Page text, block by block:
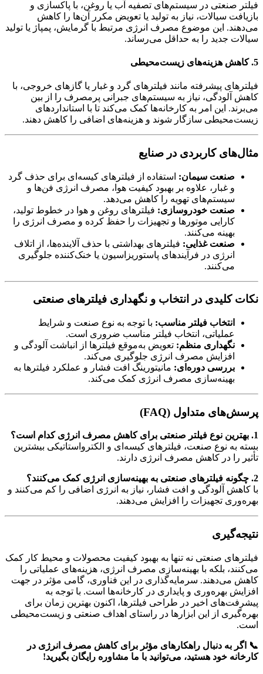
فیلتر صنعتی در سیستم‌های تصفیه آب یا روغن، با پاکسازی و
بازیافت سیالات، نیاز به تولید یا تعویض مکرر آن‌ها را کاهش
می‌دهند. این موضوع مصرف انرژی مرتبط با گرمایش، پمپاژ یا تولید
سیالات جدید را به حداقل می‌رساند.
5. کاهش هزینه‌های زیست‌محیطی
فیلترهای پیشرفته مانند فیلترهای گرد و غبار یا گازهای خروجی، با
کاهش آلودگی، نیاز به سیستم‌های جبرانی پرمصرف را از بین
می‌برند. این امر به کارخانه‌ها کمک می‌کند تا با استانداردهای
زیست‌محیطی سازگار شوند و هزینه‌های اضافی را کاهش دهند.
مثال‌های کاربردی در صنایع
صنعت سیمان: استفاده از فیلترهای کیسه‌ای برای حذف گرد
و غبار، علاوه بر بهبود کیفیت هوا، مصرف انرژی فن‌ها و
سیستم‌های تهویه را کاهش می‌دهد.
صنعت خودروسازی: فیلترهای روغن و هوا در خطوط تولید،
کارایی موتورها و تجهیزات را حفظ کرده و مصرف انرژی را
بهینه می‌کنند.
صنعت غذایی: فیلترهای بهداشتی با حذف آلاینده‌ها، از اتلاف
انرژی در فرآیندهای پاستوریزاسیون یا خنک‌کننده جلوگیری
می‌کنند.
نکات کلیدی در انتخاب و نگهداری فیلترهای صنعتی
انتخاب فیلتر مناسب: با توجه به نوع صنعت و شرایط
عملیاتی، انتخاب فیلتر مناسب ضروری است.
نگهداری منظم: تعویض به‌موقع فیلترها از انباشت آلودگی و
افزایش مصرف انرژی جلوگیری می‌کند.
بررسی دوره‌ای: مانیتورینگ افت فشار و عملکرد فیلترها به
بهینه‌سازی مصرف انرژی کمک می‌کند.
پرسش‌های متداول (FAQ)
1. بهترین نوع فیلتر صنعتی برای کاهش مصرف انرژی کدام است؟
بسته به نوع صنعت، فیلترهای کیسه‌ای و الکترواستاتیکی بیشترین
تأثیر را در کاهش مصرف انرژی دارند.
2. چگونه فیلترهای صنعتی به بهینه‌سازی انرژی کمک می‌کنند؟
با کاهش آلودگی و افت فشار، نیاز به انرژی اضافی را کم می‌کنند و
بهره‌وری تجهیزات را افزایش می‌دهند.
نتیجه‌گیری
فیلترهای صنعتی نه تنها به بهبود کیفیت محصولات و محیط کار کمک
می‌کنند، بلکه با بهینه‌سازی مصرف انرژی، هزینه‌های عملیاتی را
کاهش می‌دهند. سرمایه‌گذاری در این فناوری، گامی مؤثر در جهت
افزایش بهره‌وری و پایداری در کارخانه‌ها است. با توجه به
پیشرفت‌های اخیر در طراحی فیلترها، اکنون بهترین زمان برای
بهره‌گیری از این ابزارها در راستای اهداف صنعتی و زیست‌محیطی
است.
📞 اگر به دنبال راهکارهای مؤثر برای کاهش مصرف انرژی در
کارخانه خود هستید، می‌توانید با ما مشاوره رایگان بگیرید!